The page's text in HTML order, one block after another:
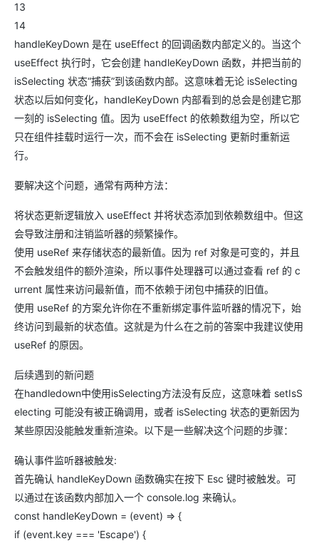
13
14
handleKeyDown 是在 useEffect 的回调函数内部定义的。当这个
useEffect 执行时，它会创建 handleKeyDown 函数，并把当前的
isSelecting 状态“捕获”到该函数内部。这意味着无论 isSelecting
状态以后如何变化，handleKeyDown 内部看到的总会是创建它那
一刻的 isSelecting 值。因为 useEffect 的依赖数组为空，所以它
只在组件挂载时运行一次，而不会在 isSelecting 更新时重新运
行。
要解决这个问题，通常有两种方法：
将状态更新逻辑放入 useEffect 并将状态添加到依赖数组中。但这
会导致注册和注销监听器的频繁操作。
使用 useRef 来存储状态的最新值。因为 ref 对象是可变的，并且
不会触发组件的额外渲染，所以事件处理器可以通过查看 ref 的 c
urrent 属性来访问最新值，而不依赖于闭包中捕获的旧值。
使用 useRef 的方案允许你在不重新绑定事件监听器的情况下，始
终访问到最新的状态值。这就是为什么在之前的答案中我建议使用
useRef 的原因。
后续遇到的新问题
在handledown中使用isSelecting方法没有反应，这意味着 setIsS
electing 可能没有被正确调用，或者 isSelecting 状态的更新因为
某些原因没能触发重新渲染。以下是一些解决这个问题的步骤：
确认事件监听器被触发:
首先确认 handleKeyDown 函数确实在按下 Esc 键时被触发。可
以通过在该函数内部加入一个 console.log 来确认。
const handleKeyDown = (event) => {
if (event.key === 'Escape') {